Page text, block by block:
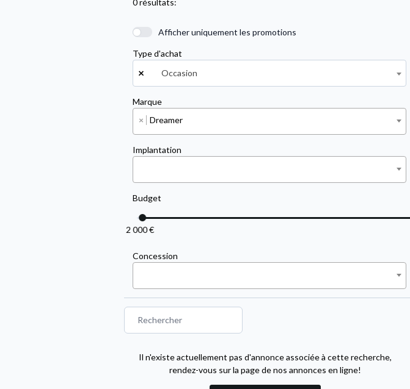
0 résultats:
Afficher uniquement les promotions
Type d'achat
× Occasion
Marque
×
Dreamer
Implantation
Budget
2 000 €
Concession
Il n'existe actuellement pas d'annonce associée à cette recherche,
rendez-vous sur la page de nos annonces en ligne!